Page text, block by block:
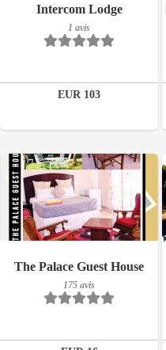
Intercom Lodge
1 avis
EUR 103
Petit-déjeuner inclus
1 avis
The Palace Guest House
175 avis
175 avis
Détails